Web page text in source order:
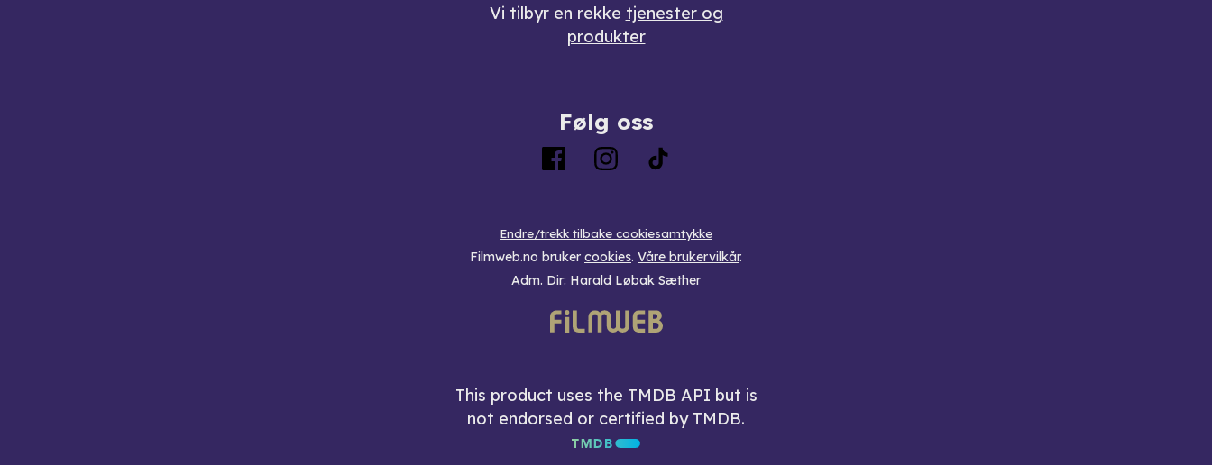
Vi tilbyr en rekke tjenester og
produkter
Følg oss
Endre/trekk tilbake cookiesamtykke
Filmweb.no bruker cookies. Våre brukervilkår.
Adm. Dir: Harald Løbak Sæther
This product uses the TMDB API but is
not endorsed or certified by TMDB.